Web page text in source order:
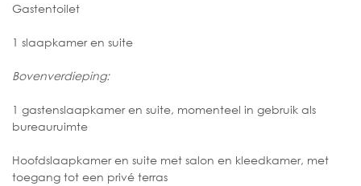
Gastentoilet
1 slaapkamer en suite
Bovenverdieping:
1 gastenslaapkamer en suite, momenteel in gebruik als
bureauruimte
Hoofdslaapkamer en suite met salon en kleedkamer, met
toegang tot een privé terras